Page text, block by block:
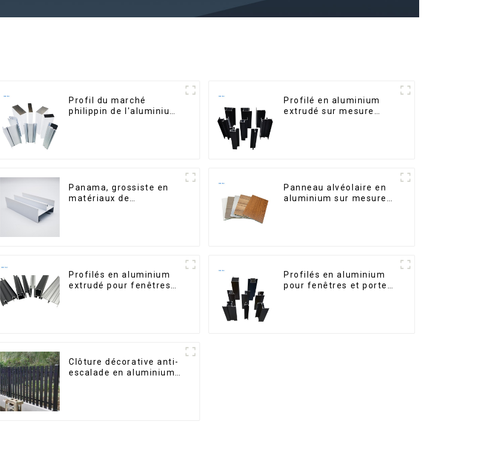
Profil du marché
philippin de l'aluminium
Profilé en aluminium
extrudé sur mesure
Panama, grossiste en
matériaux de
Panneau alvéolaire en
aluminium sur mesure
Profilés en aluminium
extrudé pour fenêtres
Profilés en aluminium
pour fenêtres et portes,
Clôture décorative anti-
escalade en aluminium